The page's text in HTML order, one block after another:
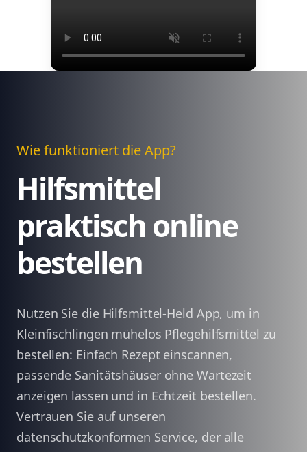
Wie funktioniert die App?
Hilfsmittel
praktisch online
bestellen
Nutzen Sie die Hilfsmittel-Held App, um in
Kleinfischlingen mühelos Pflegehilfsmittel zu
bestellen: Einfach Rezept einscannen,
passende Sanitätshäuser ohne Wartezeit
anzeigen lassen und in Echtzeit bestellen.
Vertrauen Sie auf unseren
datenschutzkonformen Service, der alle